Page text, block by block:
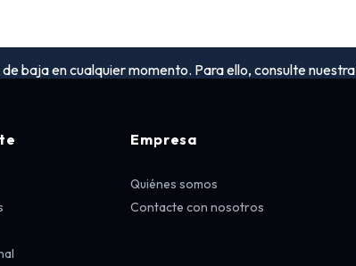
baja en cualquier momento. Para ello, consulte
Empresa
Quiénes somos
Contacte con nosotros